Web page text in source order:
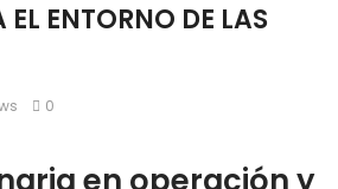
ENTORNO DE LAS
0